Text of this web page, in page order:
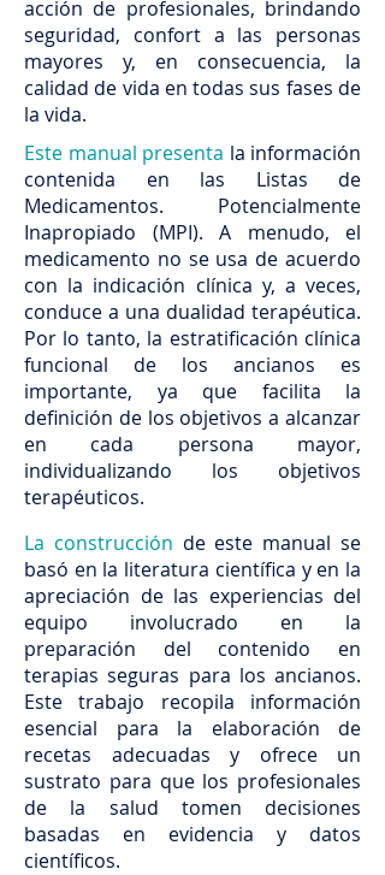
acción de profesionales, brindando
seguridad, confort a las personas
mayores y, en consecuencia, la
calidad de vida en todas sus fases de
la vida.
Este manual presenta la información
contenida en las Listas de
Medicamentos. Potencialmente
Inapropiado (MPI). A menudo, el
medicamento no se usa de acuerdo
con la indicación clínica y, a veces,
conduce a una dualidad terapéutica.
Por lo tanto, la estratificación clínica
funcional de los ancianos es
importante, ya que facilita la
definición de los objetivos a alcanzar
en cada persona mayor,
individualizando los objetivos
terapéuticos.
La construcción de este manual se
basó en la literatura científica y en la
apreciación de las experiencias del
equipo involucrado en la
preparación del contenido en
terapias seguras para los ancianos.
Este trabajo recopila información
esencial para la elaboración de
recetas adecuadas y ofrece un
sustrato para que los profesionales
de la salud tomen decisiones
basadas en evidencia y datos
científicos.